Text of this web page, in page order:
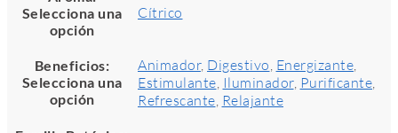
Selecciona una
opción
Cítrico
Beneficios:
Selecciona una
opción
Animador, Digestivo Energizante
Estimulante Iluminador, Purificante
Refrescante Relajante